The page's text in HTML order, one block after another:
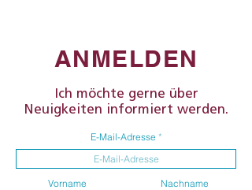
ANMELDEN
Ich möchte gerne über
Neuigkeiten informiert werden.
E-Mail-Adresse
Vorname Nachname